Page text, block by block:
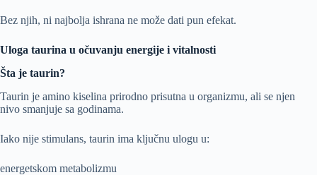
Bez njih, ni najbolja ishrana ne može dati pun efekat.
Uloga taurina u očuvanju energije i vitalnosti
Šta je taurin?
Taurin je amino kiselina prirodno prisutna u organizmu, ali se njen
nivo smanjuje sa godinama.
Iako nije stimulans, taurin ima ključnu ulogu u:
energetskom metabolizmu